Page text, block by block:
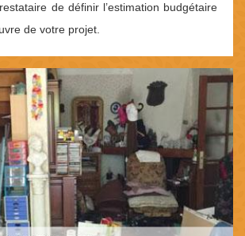
de définir l’estimation budgétaire
de votre projet.